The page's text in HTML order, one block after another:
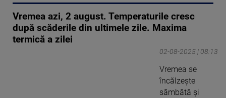
Vremea azi, 2 august. Temperaturile cresc
după scăderile din ultimele zile. Maxima
termică a zilei
02-08-2025 | 08:13
Vremea se
încălzește
sâmbătă și